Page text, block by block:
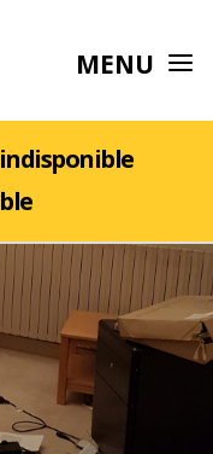
MENU
indisponible